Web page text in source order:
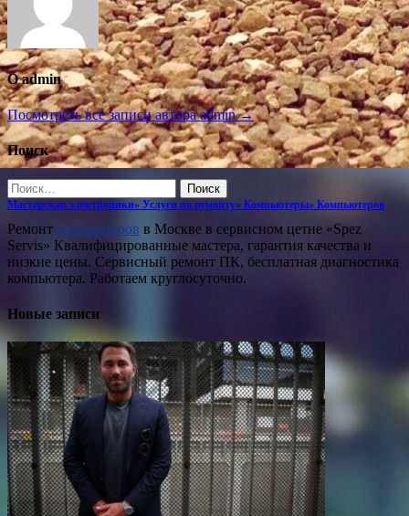
О admin
Посмотреть все записи автора admin →
Поиск
Найти:
Мастерская электроники» Услуги по ремонту» Компьютеры» Компьютеров
Ремонт компьютеров в Москве в сервисном цетне «Spez
Servis» Квалифицированные мастера, гарантия качества и
низкие цены. Сервисный ремонт ПК, бесплатная диагностика
компьютера. Работаем круглосуточно.
Новые записи